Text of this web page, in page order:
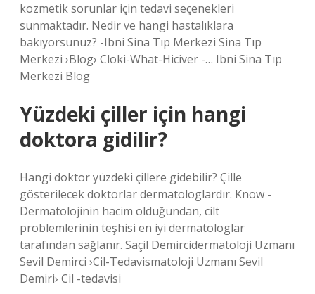
kozmetik sorunlar için tedavi seçenekleri
sunmaktadır. Nedir ve hangi hastalıklara
bakıyorsunuz? -Ibni Sina Tıp Merkezi Sina Tıp
Merkezi ›Blog› Cloki-What-Hiciver -… Ibni Sina Tıp
Merkezi Blog
Yüzdeki çiller için hangi
doktora gidilir?
Hangi doktor yüzdeki çillere gidebilir? Çille
gösterilecek doktorlar dermatologlardır. Know -
Dermatolojinin hacim olduğundan, cilt
problemlerinin teşhisi en iyi dermatologlar
tarafından sağlanır. Saçil Demircidermatoloji Uzmanı
Sevil Demirci ›Cil-Tedavismatoloji Uzmanı Sevil
Demiri› Cil -tedavisi